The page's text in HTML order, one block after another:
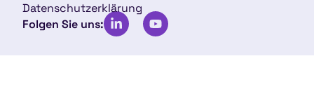
Datenschutzerklärung
Folgen Sie uns: